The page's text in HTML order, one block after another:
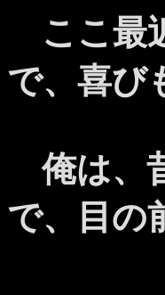
ここ最
で、喜び
俺は、
で、目の